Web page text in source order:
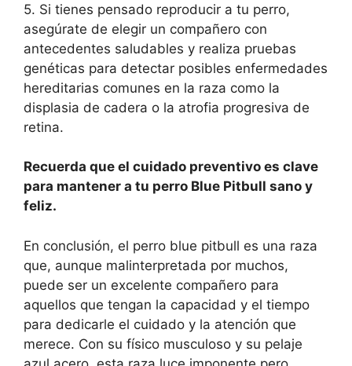
5. Si tienes pensado reproducir a tu perro,
asegúrate de elegir un compañero con
antecedentes saludables y realiza pruebas
genéticas para detectar posibles enfermedades
hereditarias comunes en la raza como la
displasia de cadera o la atrofia progresiva de
retina.
Recuerda que el cuidado preventivo es clave
para mantener a tu perro Blue Pitbull sano y
feliz.
En conclusión, el perro blue pitbull es una raza
que, aunque malinterpretada por muchos,
puede ser un excelente compañero para
aquellos que tengan la capacidad y el tiempo
para dedicarle el cuidado y la atención que
merece. Con su físico musculoso y su pelaje